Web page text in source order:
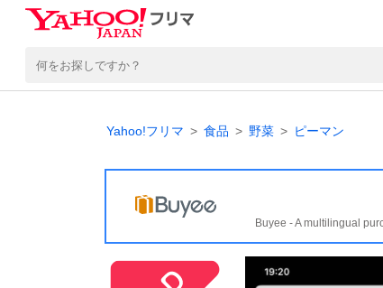
Yahoo!フリマ 食品 野菜 ピーマン
Buyee - A multilingual